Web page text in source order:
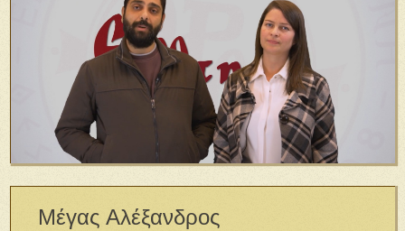
Μέγας Αλέξανδρος